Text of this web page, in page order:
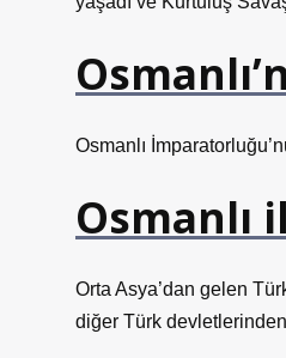
Osmanlı
Osmanlı
Orta Asya’dan gelen
diğer Türk